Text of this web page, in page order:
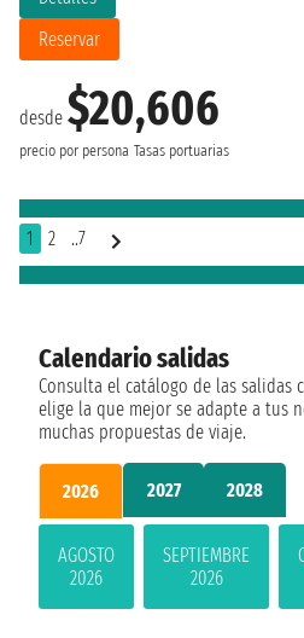
desde $20,606
precio por persona Tasas portuarias
Reservar
1 2 ..7
Calendario salidas
Consulta el catálogo de las salidas
elige la que mejor se adapte a tus
muchas propuestas de viaje.
2026 2027 2028
AGOSTO
2026
SEPTIEMBRE
2026